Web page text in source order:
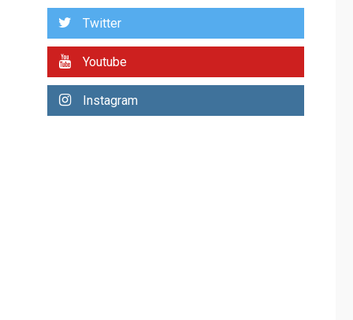
2
ÚLTIMA HORA
monitorear proceso
Venezuela
Twitter
Youtube
Instagram